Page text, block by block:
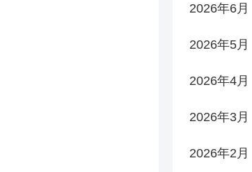
2026年6月
2026年5月
2026年4月
2026年3月
2026年2月